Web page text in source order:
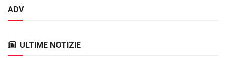
ADV
ULTIME NOTIZIE